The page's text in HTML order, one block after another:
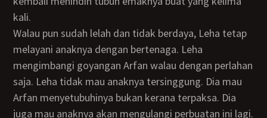
kali.
Walau pun sudah lelah dan tidak berdaya, Leha tetap
melayani anaknya dengan bertenaga. Leha
mengimbangi goyangan Arfan walau dengan perlahan
saja. Leha tidak mau anaknya tersinggung. Dia mau
Arfan menyetubuhinya bukan kerana terpaksa. Dia
juga mau anaknya akan mengulangi perbuatan ini lagi.